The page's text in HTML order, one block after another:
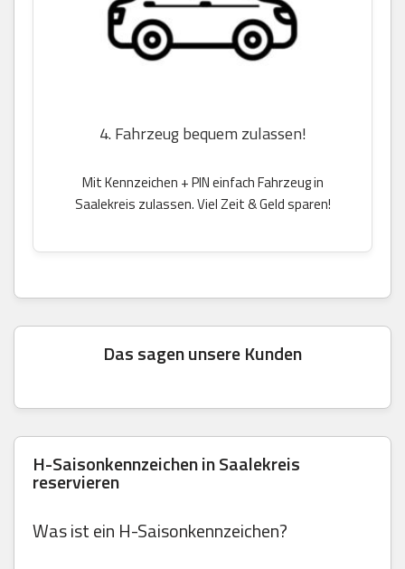
4. Fahrzeug bequem zulassen!
Mit Kennzeichen + PIN einfach Fahrzeug in
Saalekreis zulassen. Viel Zeit & Geld sparen!
Das sagen unsere Kunden
H-Saisonkennzeichen in Saalekreis
reservieren
Was ist ein H-Saisonkennzeichen?